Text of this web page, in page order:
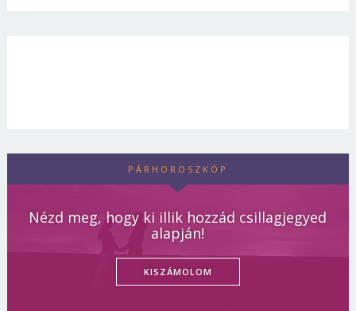
PÁRHOROSZKÓP
Nézd meg, hogy ki illik hozzád csillagjegyed
alapján!
KISZÁMOLOM